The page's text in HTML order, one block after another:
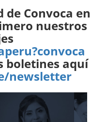
Convoca en
nuestros
boletines aquí
newsletter